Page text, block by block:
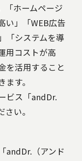
「ホームページ
い」「WEB広告
「システムを導
用コストが高
を活用すること
す。
ビス「andDr.
い。
andDr.（アンド